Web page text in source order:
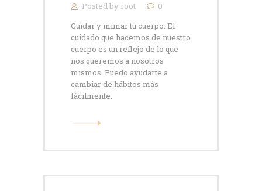
Posted by root
0
Cuidar y mimar tu cuerpo. El
cuidado que hacemos de nuestro
cuerpo es un reflejo de lo que
nos queremos a nosotros
mismos. Puedo ayudarte a
cambiar de hábitos más
fácilmente.